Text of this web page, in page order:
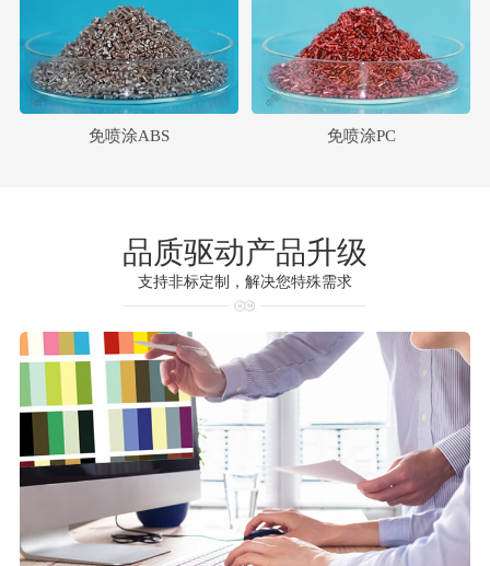
免喷涂ABS 免喷涂PC
品质驱动产品升级
支持非标定制，解决您特殊需求